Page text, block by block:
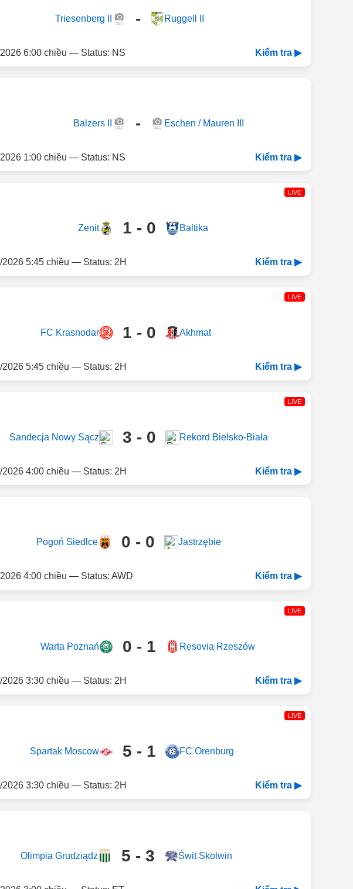
Triesenberg II - Ruggell II
6:00 chiều — Status: NS Kiểm tra ▶
Balzers II - Eschen / Mauren III
1:00 chiều — Status: NS Kiểm tra ▶
LIVE
Zenit 1 - 0 Baltika
2026 5:45 chiều — Status: 2H Kiểm tra ▶
LIVE
FC Krasnodar 1 - 0 Akhmat
2026 5:45 chiều — Status: 2H Kiểm tra ▶
LIVE
Sandecja Nowy Sącz 3 - 0 Rekord Bielsko-Biała
2026 4:00 chiều — Status: 2H Kiểm tra ▶
Pogoń Siedlce 0 - 0 Jastrzębie
4:00 chiều — Status: AWD Kiểm tra ▶
LIVE
Warta Poznań 0 - 1 Resovia Rzeszów
2026 3:30 chiều — Status: 2H Kiểm tra ▶
LIVE
Spartak Moscow 5 - 1 FC Orenburg
2026 3:30 chiều — Status: 2H Kiểm tra ▶
Olimpia Grudziądz 5 - 3 Świt Skolwin